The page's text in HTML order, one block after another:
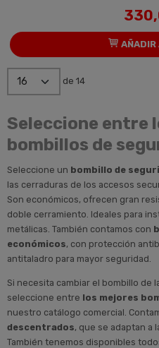
AÑADIR
de 14
Seleccione entre
bombillos de
Seleccione un bombillo de
las cerraduras de los accesos
Son económicos, ofrecen gran
doble cerramiento. Ideales para
metálicas. También contamos con
económicos, con protección
antitaladro para mayor seguridad.
Si necesita cambiar el bombillo de
seleccione entre los mejores
nuestro catálogo comercial.
descentrados, que se adaptan a
También tenemos disponibles